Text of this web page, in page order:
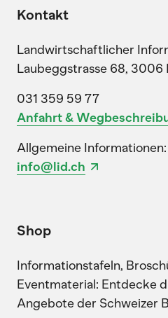
Kontakt
Landwirtschaftlicher
Laubeggstrasse 68, 3006
031 359 59 77
Anfahrt &
Allgemeine Informationen:
info@lid.ch
Shop
Informationstafeln,
Eventmaterial: Entdecke
Angebote der Schweizer